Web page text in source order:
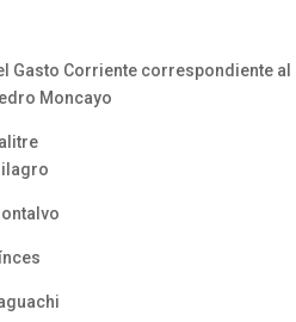
Gasto Corriente correspondiente
Moncayo